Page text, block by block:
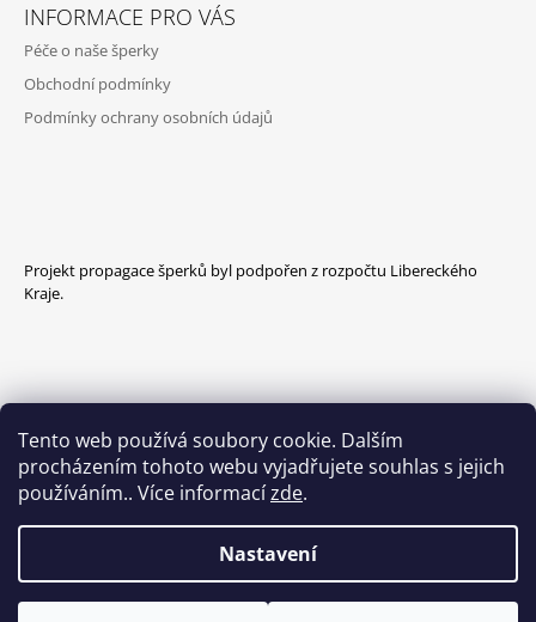
Tento web používá soubory cookie. Dalším
procházením tohoto webu vyjadřujete souhlas s jejich
používáním.. Více informacízde.
Nastavení
INFORMACE PRO VÁS
Péče o naše šperky
Obchodní podmínky
Podmínky ochrany osobních údajů
Projekt propagace šperků byl podpořen z rozpočtu Libereckého
Kraje.